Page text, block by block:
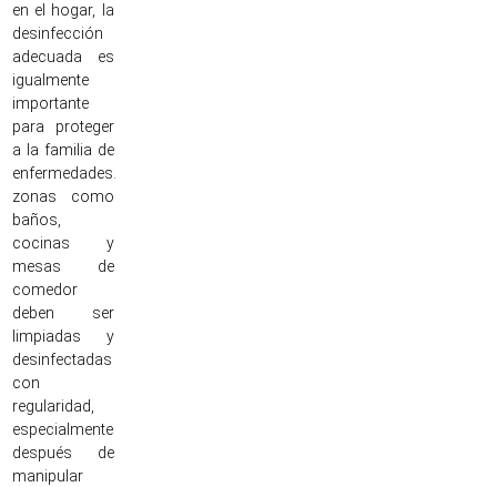
en el hogar, la
desinfección
adecuada es
igualmente
importante
para proteger
a la familia de
enfermedades.
zonas como
baños,
cocinas y
mesas de
comedor
deben ser
limpiadas y
desinfectadas
con
regularidad,
especialmente
después de
manipular